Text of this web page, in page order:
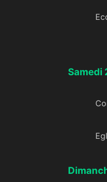
Samedi